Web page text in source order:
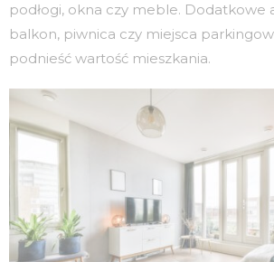
podłogi, okna czy meble. Dodatkowe
balkon, piwnica czy miejsca
podnieść wartość mieszkania.